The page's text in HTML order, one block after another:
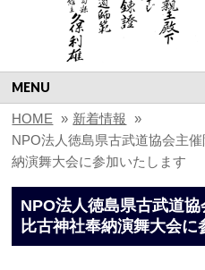
MENU
HOME » 新着情報 »
NPO法人徳島県古武道協会主
納演舞大会に参加いたします
NPO法人徳島県古武道
比古神社奉納演舞大会に